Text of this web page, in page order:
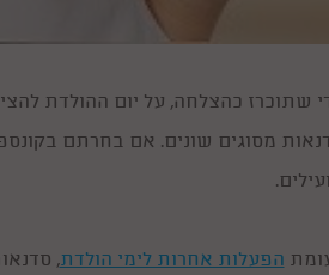
שתוכרז כהצלחה, על יום ההולדת
מסוגים שונים. אם בחרתם
הפעלות אחרות לימי הולדת,